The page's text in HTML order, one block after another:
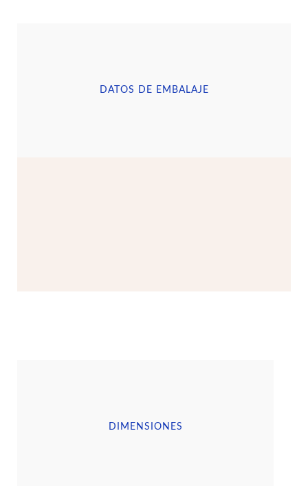
DATOS DE EMBALAJE
DIMENSIONES